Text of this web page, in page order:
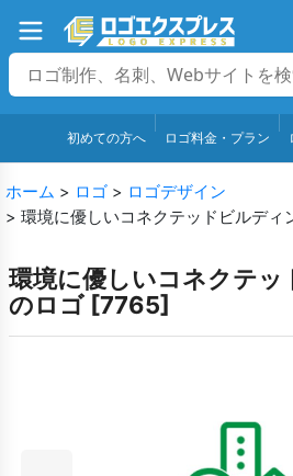
初めての方へ ロゴ料金・プラン
ホーム > ロゴ > ロゴデザイン
> 環境に優しいコネクテッドビルディ
環境に優しいコネクテ
のロゴ [7765]